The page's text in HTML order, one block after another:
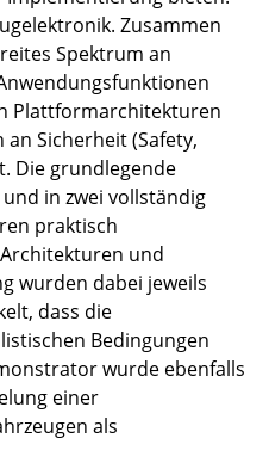
Zusammen
Spektrum an
Plattformarchitekturen
Sicherheit (Safety,
Die grundlegende
in zwei vollständig
praktisch
und
wurden dabei jeweils
dass die
Bedingungen
wurde ebenfalls
einer
als